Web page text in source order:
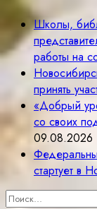
Школы,
работы на
принять
«Добрый
со своих
09.08.2026
стартует в
Найти: